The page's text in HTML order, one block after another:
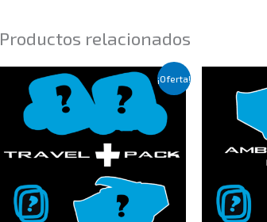
Productos relacionados
¡Oferta!
El
precio
original
era:
194,84 €.
precio
actual
179,90 €.